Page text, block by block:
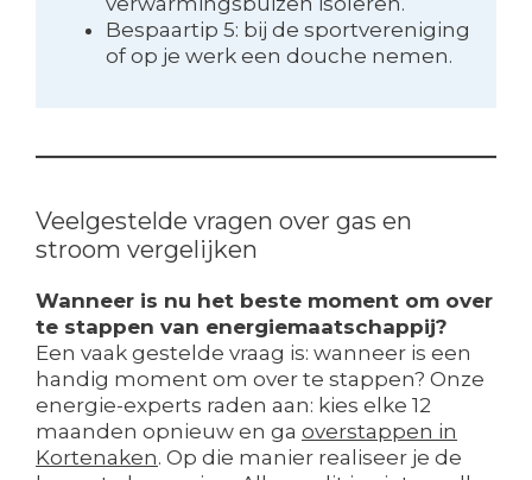
Bespaartip 5: bij de sportvereniging
of op je werk een douche nemen.
Veelgestelde vragen over gas en
stroom vergelijken
Wanneer is nu het beste moment om over
te stappen van energiemaatschappij?
Een vaak gestelde vraag is: wanneer is een
handig moment om over te stappen? Onze
energie-experts raden aan: kies elke 12
maanden opnieuw en ga overstappen in
Kortenaken. Op die manier realiseer je de